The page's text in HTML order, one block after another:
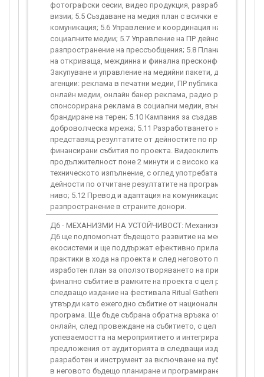
фотографски сесии, видео продукция, разработване на
визии; 5.5 Създаване на медия план с всички етапи и
комуникация; 5.6 Управление и координация на
социалните медии; 5.7 Управление на ПР дейности и
разпространение на прессъобщения; 5.8 Планиране и
на откриваща, междинна и финална пресконференция; 5.9
Закупуване и управление на медийни пакети, директно и
агенции: реклама в печатни медии, ПР публикации в
онлайн медии, онлайн банер реклама, радио реклама,
спонсорирана реклама в социални медии, външна
брандиране на терен; 5.10 Кампания за създаване и
доброволческа мрежа; 5.11 Разработването на
представящ резултатите от дейностите по проекта, в т.ч.
финансирани събития по проекта. Видеоклипът следва да
продължителност поне 2 минути и с високо качество на
техническото изпълнение, с оглед употребата му и за
дейности по отчитане резултатите на програмно и
ниво; 5.12 Превод и адаптация на комуникационни
разпространение в страните донори.
Д6 - МЕХАНИЗМИ НА УСТОЙЧИВОСТ: Механизмите за
Д6 ще подпомогнат бъдещото развитие на местните
екосистеми и ще поддържат ефективно прилаганите
практики в хода на проекта и след неговото
изработен план за оползотворяването на прихода от
финално събитие в рамките на проекта с цел
следващо издание на фестивала Ritual Gatherings. Целта е
утвърди като ежегодно събитие от националната културна
програма. Ще бъде събрана обратна връзка от всички
онлайн, след провеждане на събитието, с цел оценка
успеваемостта на мероприятието и интегриране на
предложения от аудиторията в следващи издания. Ще
разработен и инструмент за включване на публиката на
в неговото бъдещо планиране и програмиране, като